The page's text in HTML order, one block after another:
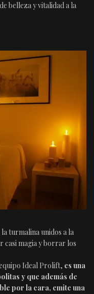
belleza y vitalidad a la
turmalina unidos a la
casi magia y borrar los
Ideal Prolift, es una
y que además de
por la cara, emite una